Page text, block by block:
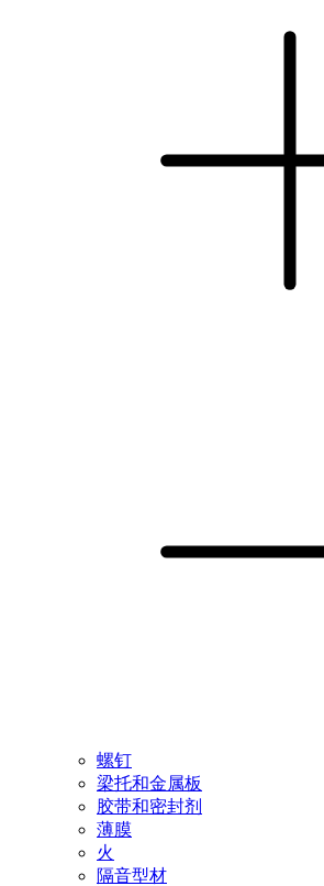
螺钉
梁托和金属板
胶带和密封剂
薄膜
火
隔音型材